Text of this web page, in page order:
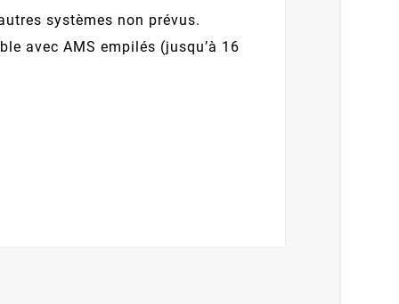
systèmes non prévus.
avec AMS empilés (jusqu’à 16